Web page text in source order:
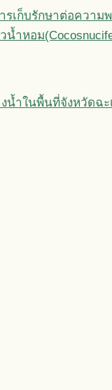
เก็บรักษาต่อความ
ำหอม
น้ำในพื้นที่จังหวัดฉะ